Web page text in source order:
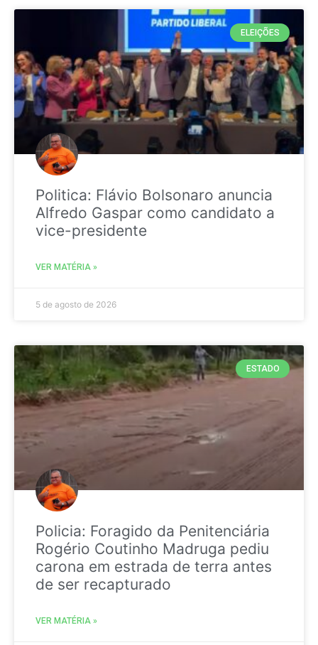
ELEIÇÕES
Politica: Flávio Bolsonaro anuncia
Alfredo Gaspar como candidato a
vice-presidente
VER MATÉRIA »
5 de agosto de 2026
ESTADO
Policia: Foragido da Penitenciária
Rogério Coutinho Madruga pediu
carona em estrada de terra antes
de ser recapturado
VER MATÉRIA »